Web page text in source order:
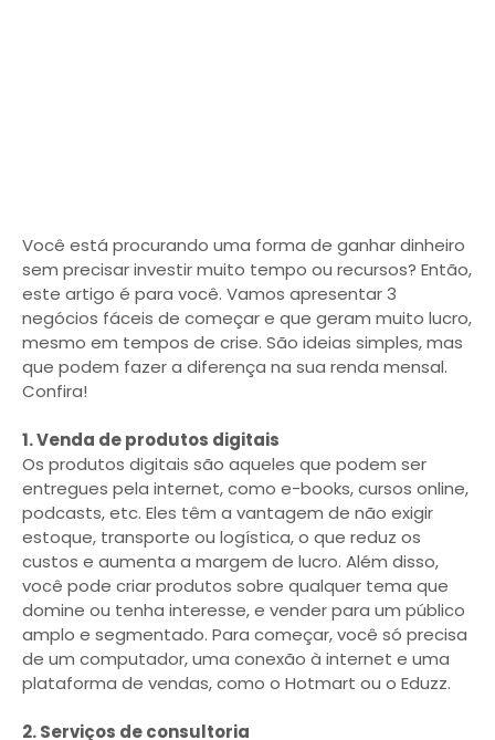
Você está procurando uma forma de ganhar dinheiro
sem precisar investir muito tempo ou recursos? Então,
este artigo é para você. Vamos apresentar 3
negócios fáceis de começar e que geram muito lucro,
mesmo em tempos de crise. São ideias simples, mas
que podem fazer a diferença na sua renda mensal.
Confira!
1. Venda de produtos digitais
Os produtos digitais são aqueles que podem ser
entregues pela internet, como e-books, cursos online,
podcasts, etc. Eles têm a vantagem de não exigir
estoque, transporte ou logística, o que reduz os
custos e aumenta a margem de lucro. Além disso,
você pode criar produtos sobre qualquer tema que
domine ou tenha interesse, e vender para um público
amplo e segmentado. Para começar, você só precisa
de um computador, uma conexão à internet e uma
plataforma de vendas, como o Hotmart ou o Eduzz.
2. Serviços de consultoria